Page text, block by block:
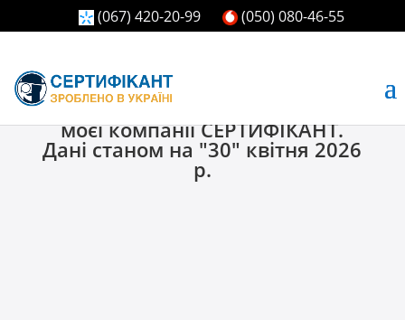
(067) 420-20-99 (050) 080-46-55
Клієнти та кількісний досвід
моєї компанії СЕРТИФІКАНТ.
Дані станом на "30" квітня 2026
р.